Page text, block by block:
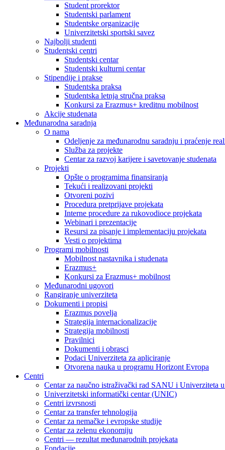
Student prorektor
Studentski parlament
Studentske organizacije
Univerzitetski sportski savez
Najbolji studenti
Studentski centri
Studentski centar
Studentski kulturni centar
Stipendije i prakse
Studentska praksa
Studentska letnja stručna praksa
Konkursi za Erazmus+ kreditnu mobilnost
Akcije studenata
Međunarodna saradnja
O nama
Odeljenje za međunarodnu saradnju i praćenje
Služba za projekte
Centar za razvoj karijere i savetovanje studenata
Projekti
Opšte o programima finansiranja
Tekući i realizovani projekti
Otvoreni pozivi
Procedura pretprijave projekata
Interne procedure za rukovodioce projekata
Webinari i prezentacije
Resursi za pisanje i implementaciju projekata
Vesti o projektima
Programi mobilnosti
Mobilnost nastavnika i studenata
Erazmus+
Konkursi za Erazmus+ mobilnost
Međunarodni ugovori
Rangiranje univerziteta
Dokumenti i propisi
Erazmus povelja
Strategija internacionalizacije
Strategija mobilnosti
Pravilnici
Dokumenti i obrasci
Podaci Univerziteta za apliciranje
Otvorena nauka u programu Horizont Evropa
Centri
Centar za naučno istraživački rad SANU i Univerziteta
Univerzitetski informatički centar (UNIC)
Centri izvrsnosti
Centar za transfer tehnologija
Centar za nemačke i evropske studije
Centar za zelenu ekonomiju
Centri — rezultat međunarodnih projekata
Fondacije